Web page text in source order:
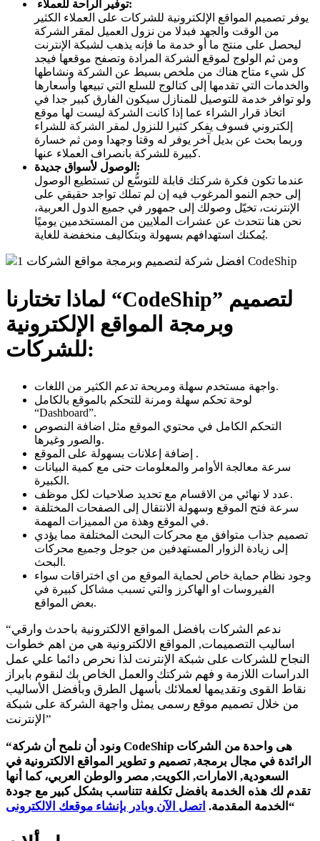
توفير الراحة للعملاء:
يوفر تصميم المواقع الإلكترونية للشركات على العملاء الكثير
من الوقت والجهد فبدلا من نزول العميل لمقر الشركة
ليحصل على منتج ما أو خدمة ما فإنه يذهب لشبكة الإنترنت
ومن ثم الولوج لموقع الشركة المرادة وتصفح موقعها فيجد
كل شيء متاح هناك من ملخص بسيط عن الشركة ونشاطها
والخدمات التي تقدمها إلى كتالوج للسلع التي تبيعها وأسعارها
ولو توافر خدمة للتوصيل للمنازل سيكون الفارق كبير جدا في
اتخاذ قرار الشراء عما إذا كانت الشركة ليست لها موقع
إلكتروني فسوف يفكر كثيرا للنزول لمقر الشركة للشراء
وربما بحث عن بديل آخر يوفر له وقتا وجهدا ومن ثم خسارة
كبيرة للشركة بانصراف العملاء عنها.
الوصول لأسواق جديدة:
عندما تكون فكرة شركتك قابلة للتوسُّع لن تستطيع الوصول
إلى حجم النمو المرغوب فيه إن لم تملك تواجد حقيقي على
الإنترنت، تخيّل وصولك إلى جمهور في جميع الدول العربية،
نحن هنا نتحدث عن عشرات الملايين من المستخدمين يوميًا
يُمكنك استهدافهم بسهولة وبتكاليف منخفضة للغاية.
لماذا تختارنا “CodeShip” لتصميم
وبرمجة المواقع الإلكترونية
للشركات:
واجهة مستخدم سهلة ومريحة تدعم الكثير من اللغات.
لوحة تحكم سهلة ومرنة للتحكم بالموقع بالكامل
“Dashboard”.
التحكم الكامل في محتوي الموقع مثل اضافة النصوص
والصور وغيرها.
إضافة إعلانات بسهولة على الموقع .
سرعة معالجة الأوامر والمعلومات حتى مع كمية البيانات
الكبيرة.
عدد لا نهائي من الاقسام مع تحديد صلاحيات لكل موظف.
سرعة فتح الموقع وسهولة الانتقال إلى الصفحات المختلفة
في الموقع وهذة من المميزات المهمة.
تصميم جذاب متوافق مع محركات البحث المختلفة مما يؤدي
إلى زيادة الزوار المستهدفين من جوجل وجميع محركات
البحث.
وجود نظام حماية خاص لحماية الموقع من اي اختراقات سواء
الفيروسات او الهاكرز والتي تسبب مشاكل كبيرة في
بعض المواقع.
“ندعم الشركات بافضل المواقع الالكترونية باحدث وارقي
اساليب التصميمات, المواقع الالكترونية هي من اهم خطوات
النجاح للشركات على شبكة الإنترنت لذا نحرص دائما علي عمل
الدراسات اللازمة و فهم شركتك والعمل الخاص بك لنقوم بابراز
نقاط القوى وتقديمها لعملائك بأسهل الطرق وبأفضل الأساليب
من خلال تصميم موقع رسمى يمثل واجهة الشركة على شبكة
الإنترنت”
“ونود أن نلمح أن شركة CodeShip هى واحدة من الشركات
الرائدة في مجال برمجة, تصميم و تطوير المواقع الالكترونية في
السعودية, الامارات, الكويت, مصر والوطن العربي، كما أنها
تقدم لك هذه الخدمة بافضل تكلفة تتناسب بشكل كبير مع جودة
الخدمة المقدمة. اتصل الآن وبادر بإنشاء موقعك الالكترونى “